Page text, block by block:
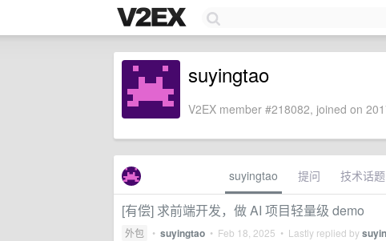
suyingtao
V2EX member #218082, joined on
suyingtao 提问 技术话题
[有偿] 求前端开发，做 AI 项目轻量级 demo
外包 • suyingtao • Feb 18, 2025 • Lastly replied by